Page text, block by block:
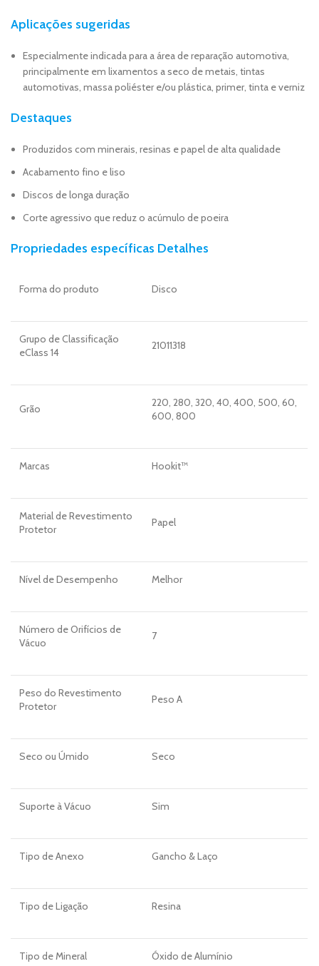
Aplicações sugeridas
Especialmente indicada para a área de reparação automotiva,
principalmente em lixamentos a seco de metais, tintas
automotivas, massa poliéster e/ou plástica, primer, tinta e verniz
Destaques
Produzidos com minerais, resinas e papel de alta qualidade
Acabamento fino e liso
Discos de longa duração
Corte agressivo que reduz o acúmulo de poeira
Propriedades específicas Detalhes
Forma do produto Disco
Grupo de Classificação
eClass 14
21011318
Grão
220, 280, 320, 40, 400, 500, 60,
600, 800
Marcas Hookit™
Material de Revestimento
Protetor
Papel
Nível de Desempenho Melhor
Número de Orifícios de
Vácuo
7
Peso do Revestimento
Protetor
Peso A
Seco ou Úmido Seco
Suporte à Vácuo Sim
Tipo de Anexo Gancho & Laço
Tipo de Ligação Resina
Tipo de Mineral Óxido de Alumínio